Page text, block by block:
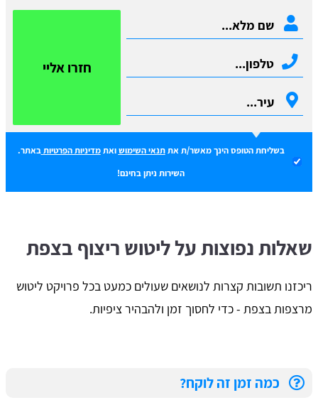
חזרו אליי
בשליחת הטופס הינך מאשר/ת אתתנאי השימושואתמדיניות הפרטיות באתר.
השירות ניתן בחינם!
שאלות נפוצות על ליטוש ריצוף בצפת
ריכזנו תשובות קצרות לנושאים שעולים כמעט בכל פרויקט ליטוש
מרצפות בצפת - כדי לחסוך זמן ולהבהיר ציפיות.
כמה זמן זה לוקח?